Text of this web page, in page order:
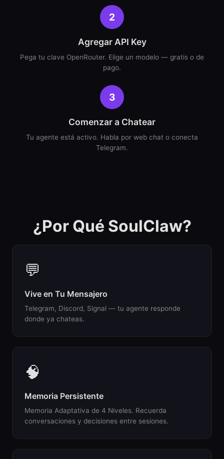
2
Agregar API Key
Pega tu clave OpenRouter. Elige un modelo — gratis o de
pago.
3
Comenzar a Chatear
Tu agente está activo. Habla por web chat o conecta
Telegram.
¿Por Qué SoulClaw?
💬
Vive en Tu Mensajero
Telegram, Discord, Signal — tu agente responde
donde ya chateas.
🧠
Memoria Persistente
Memoria Adaptativa de 4 Niveles. Recuerda
conversaciones y decisiones entre sesiones.